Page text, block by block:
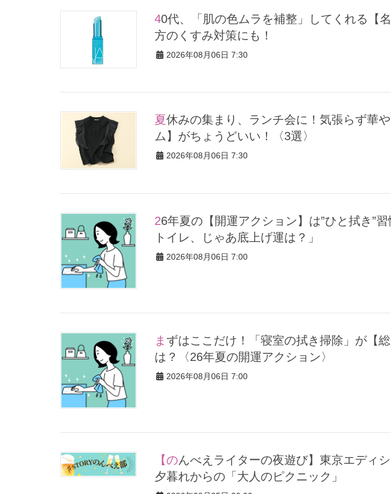
40代、「肌の色ムラを補整」してくれる【名品コスメ】2選。夕
方のくすみ対策にも！
2026年08月06日 7:30
夏休みの集まり、ランチ会に！気張らず華やぐ【ほぼ黒アイテ
ム】がちょうどいい！〈3選〉
2026年08月06日 7:30
26年夏の【開運アクション】は”ひと拭き”習慣！「金運アップ→
トイレ、じゃあ底上げ運は？」
2026年08月06日 7:00
まずはここだけ！「寝室の拭き掃除」が【総合運】に効く理由
は？〈26年夏の開運アクション〉
2026年08月06日 7:00
【のんべえライターの夜遊び】東京エディション銀座で楽しむ、
夕暮れからの「大人のピクニック」